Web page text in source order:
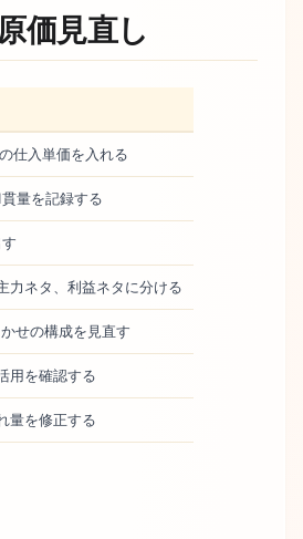
価見直し
仕入単価を入れる
量を記録する
力ネタ、利益ネタに分ける
せの構成を見直す
用を確認する
量を修正する